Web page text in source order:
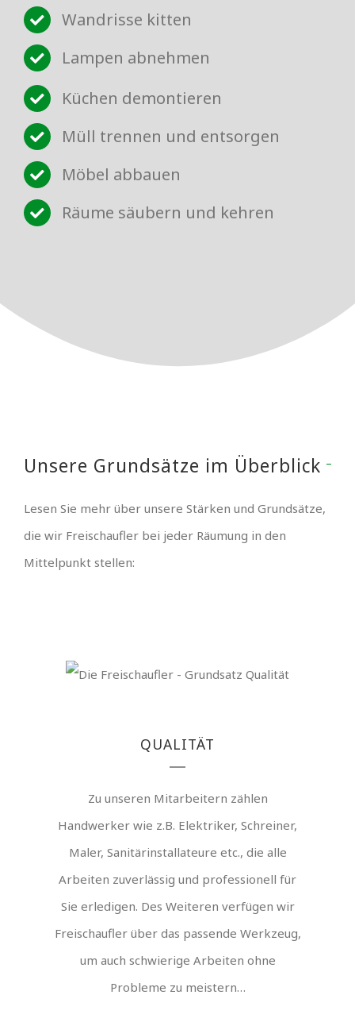
Wandrisse kitten
Lampen abnehmen
Küchen demontieren
Müll trennen und entsorgen
Möbel abbauen
Räume säubern und kehren
Unsere Grundsätze im Überblick
Lesen Sie mehr über unsere Stärken und Grundsätze,
die wir Freischaufler bei jeder Räumung in den
Mittelpunkt stellen:
QUALITÄT
Zu unseren Mitarbeitern zählen
Handwerker wie z.B. Elektriker, Schreiner,
Maler, Sanitärinstallateure etc., die alle
Arbeiten zuverlässig und professionell für
Sie erledigen. Des Weiteren verfügen wir
Freischaufler über das passende Werkzeug,
um auch schwierige Arbeiten ohne
Probleme zu meistern…